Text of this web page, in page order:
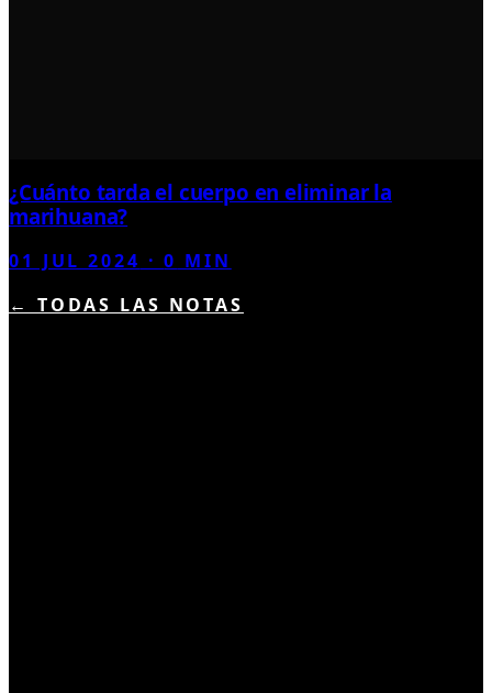
¿Cuánto tarda el cuerpo en eliminar la
marihuana?
01 JUL 2024 ·0 MIN
← TODAS LAS NOTAS